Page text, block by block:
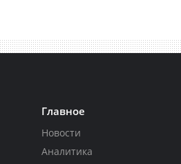
Главное
Новости
Аналитика